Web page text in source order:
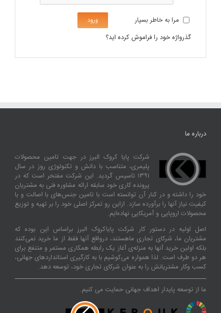
مرا به خاطر بسپار ورود
گذرواژه خود را فراموش کرده اید؟
درباره ما
شرکت پایا کروک البرز در جهت تامین محصولات
پلیمری، متناسب با دانش و تکنولوژی روز در سال
۱۳۹۱ تاسیس گردید. این شرکت مفتخر است که در
پرونده کاری خود سابقه ارائه مشاوره فنی به مشتریان
خود را داشته و در کنار آن توانسته‌ است با تامین جنس‌های با اصالت و با
کیفیت نیاز آنها را برآورده سازد. ازاین‌ رو تمرکز اصلی خود را بر تهیه و توزیع
محصولات اروپایی و آمریکایی نهاده‌ایم.
اصل اولیه در دستور کار شرکت پایاکروک البرز براساس این بوده که
مشتریان ما، شرکای تجاری ماهستند، درواقع آنها فقط از ما خرید نمی‌کنند
بلکه اولین خرید آنها به منزله‌ی آغاز یک رابطه همکاری مستمر و متنفع برای
هر دو طرف است. لذا همواره می‌کوشیم با به کارگیری استانداردهای جهانی،
کسب‌ و‌کار مشتریانش را به عنوان شرکای تجاری خود، توسعه دهد.
ما از توسعه پایدار اهداف جهانی حمایت می کنیم.